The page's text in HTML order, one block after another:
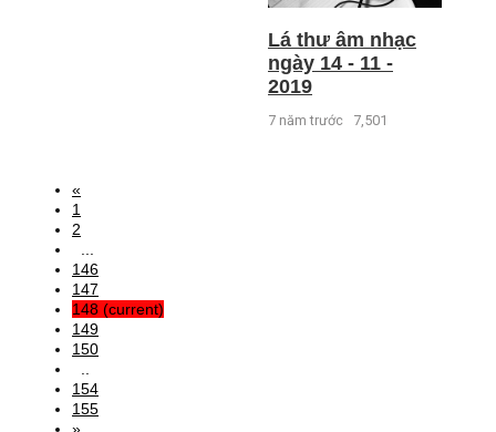
Lá thư âm nhạc
ngày 14 - 11 -
2019
7 năm trước 7,501
«
1
2
146
147
148 (current)
149
150
154
155
»